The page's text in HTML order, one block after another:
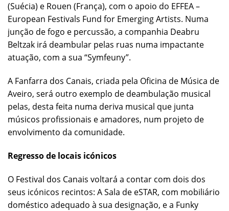
(Suécia) e Rouen (França), com o apoio do EFFEA –
European Festivals Fund for Emerging Artists. Numa
junção de fogo e percussão, a companhia Deabru
Beltzak irá deambular pelas ruas numa impactante
atuação, com a sua “Symfeuny”.
A Fanfarra dos Canais, criada pela Oficina de Música de
Aveiro, será outro exemplo de deambulação musical
pelas, desta feita numa deriva musical que junta
músicos profissionais e amadores, num projeto de
envolvimento da comunidade.
Regresso de locais icónicos
O Festival dos Canais voltará a contar com dois dos
seus icónicos recintos: A Sala de eSTAR, com mobiliário
doméstico adequado à sua designação, e a Funky